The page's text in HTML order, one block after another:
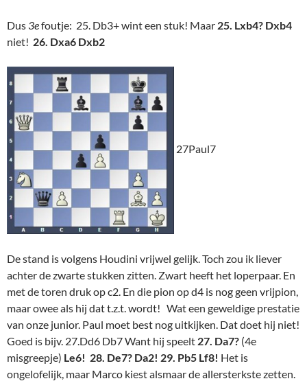
Dus 3efoutje: 25. Db3+ wint een stuk! Maar 25. Lxb4? Dxb4
niet! 26. Dxa6 Dxb2
27Paul7
De stand is volgens Houdini vrijwel gelijk. Toch zou ik liever
achter de zwarte stukken zitten. Zwart heeft het loperpaar. En
met de toren druk op c2. En die pion op d4 is nog geen vrijpion,
maar owee als hij dat t.z.t. wordt! Wat een geweldige prestatie
van onze junior. Paul moet best nog uitkijken. Dat doet hij niet!
Goed is bijv. 27.Dd6 Db7 Want hij speelt 27. Da7? (4e
misgreepje) Le6! 28. De7? Da2! 29. Pb5 Lf8! Het is
ongelofelijk, maar Marco kiest alsmaar de allersterkste zetten.